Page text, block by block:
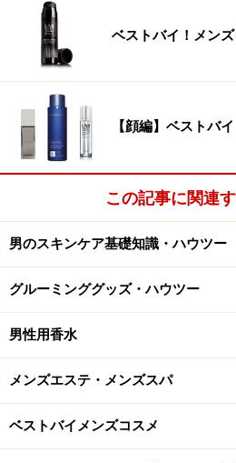
ベストバイ！メン
【顔編】ベストバ
この記事に関連
男のスキンケア基礎知識・ハウツー
グルーミンググッズ・ハウツー
男性用香水
メンズエステ・メンズスパ
ベストバイメンズコスメ